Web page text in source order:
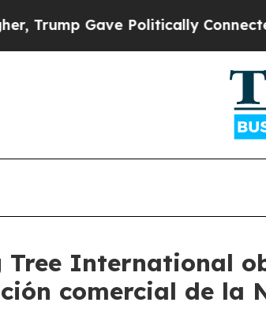
Gave Politically Connected oil
Tree International
comercial de la